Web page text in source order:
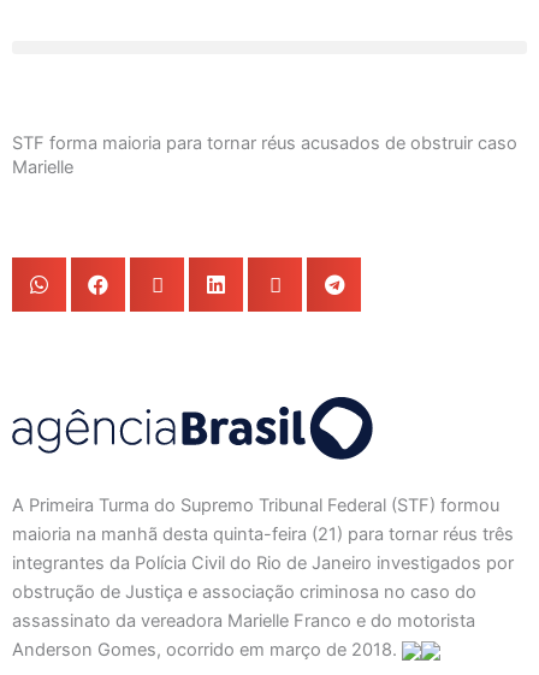
STF forma maioria para tornar réus acusados de obstruir caso
Marielle
A Primeira Turma do Supremo Tribunal Federal (STF) formou
maioria na manhã desta quinta-feira (21) para tornar réus três
integrantes da Polícia Civil do Rio de Janeiro investigados por
obstrução de Justiça e associação criminosa no caso do
assassinato da vereadora Marielle Franco e do motorista
Anderson Gomes, ocorrido em março de 2018.